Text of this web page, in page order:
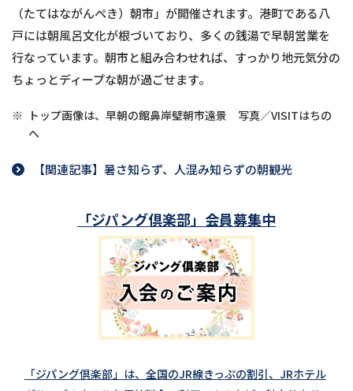
（たてはながんぺき）朝市」が開催されます。港町である八
戸には朝風呂文化が根づいており、多くの銭湯で早朝営業を
行なっています。朝市と組み合わせれば、すっかり地元気分の
ちょっとディープな朝が過ごせます。
※
トップ画像は、早朝の館鼻岸壁朝市遠景 写真／VISITはちの
へ
【関連記事】暑さ知らず、人混み知らずの朝観光
「ジパング倶楽部」会員募集中
「ジパング倶楽部」は、全国のJR線きっぷの割引、JRホテル